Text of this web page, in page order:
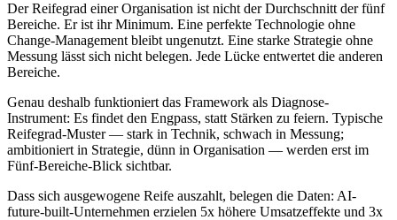
Der Reifegrad einer Organisation ist nicht der Durchschnitt der fünf
Bereiche. Er ist ihr Minimum. Eine perfekte Technologie ohne
Change-Management bleibt ungenutzt. Eine starke Strategie ohne
Messung lässt sich nicht belegen. Jede Lücke entwertet die anderen
Bereiche.
Genau deshalb funktioniert das Framework als Diagnose-
Instrument: Es findet den Engpass, statt Stärken zu feiern. Typische
Reifegrad-Muster — stark in Technik, schwach in Messung;
ambitioniert in Strategie, dünn in Organisation — werden erst im
Fünf-Bereiche-Blick sichtbar.
Dass sich ausgewogene Reife auszahlt, belegen die Daten: AI-
future-built-Unternehmen erzielen 5x höhere Umsatzeffekte und 3x